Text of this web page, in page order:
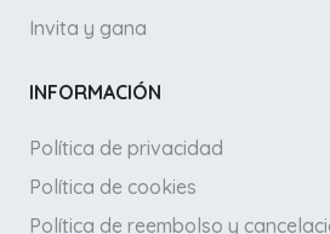
Invita y gana
INFORMACIÓN
Política de privacidad
Política de cookies
Política de reembolso y